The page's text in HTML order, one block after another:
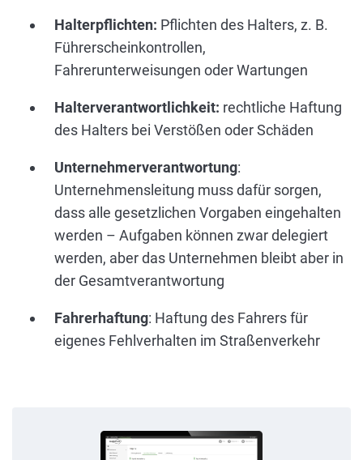
Halterpflichten: Pflichten des Halters, z. B.
Führerscheinkontrollen,
Fahrerunterweisungen oder Wartungen
Halterverantwortlichkeit: rechtliche Haftung
des Halters bei Verstößen oder Schäden
Unternehmerverantwortung:
Unternehmensleitung muss dafür sorgen,
dass alle gesetzlichen Vorgaben eingehalten
werden – Aufgaben können zwar delegiert
werden, aber das Unternehmen bleibt aber in
der Gesamtverantwortung
Fahrerhaftung: Haftung des Fahrers für
eigenes Fehlverhalten im Straßenverkehr